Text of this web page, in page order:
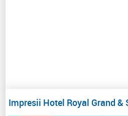
Impresii Hotel Royal Grand &